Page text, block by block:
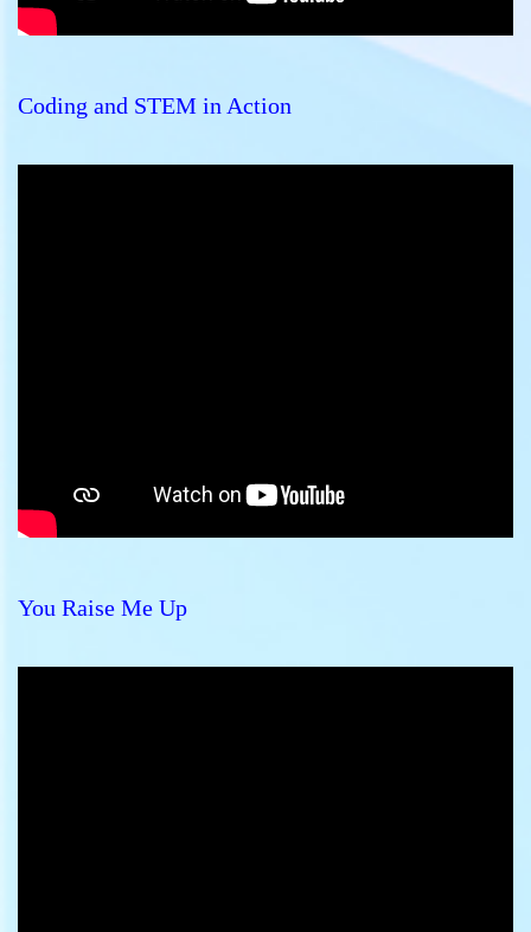
Coding and STEM in Action
You Raise Me Up